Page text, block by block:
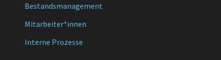
Bestandsmanagement
Mitarbeiter*innen
Interne Prozesse